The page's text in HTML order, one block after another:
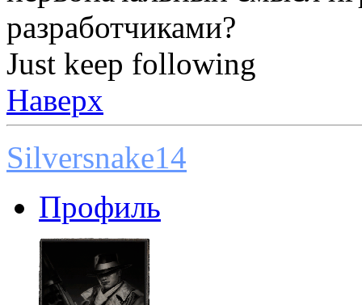
разработчиками?
Just keep following
Наверх
Silversnake14
Профиль